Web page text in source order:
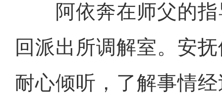
阿依奔在师父的指
回派出所调解室。安
耐心倾听，了解事情